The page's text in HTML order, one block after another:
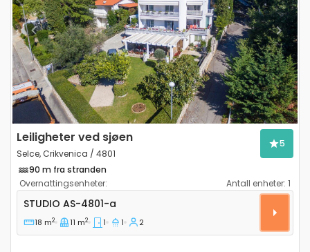
Previous Next
Leiligheter ved sjøen
Selce, Crikvenica / 4801
5
90 m fra stranden
Overnattingsenheter:
Antall enheter: 1
Leilighet studio Selce, Crikvenica AS-4801-a
STUDIO AS-4801-a
18 m2 11 m2 1 1 2